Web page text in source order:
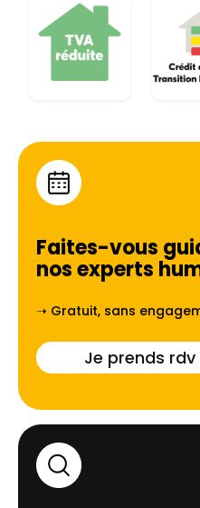
Faites-vous
nos experts
➝ Gratuit, sans
Je prends rdv